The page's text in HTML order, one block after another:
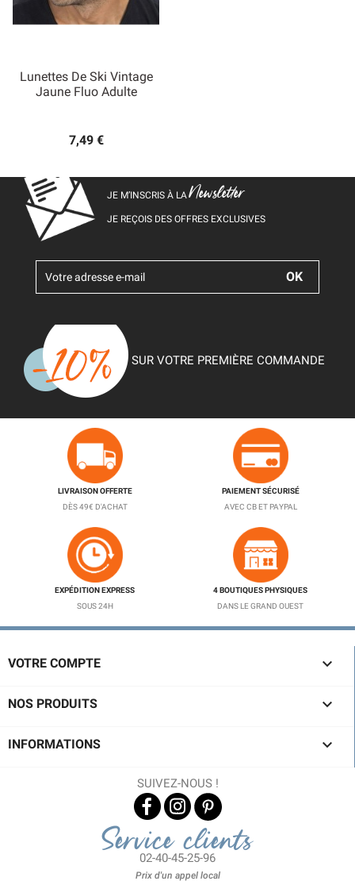
Lunettes De Ski Vintage
Jaune Fluo Adulte
7,49 €
JE M’INSCRIS À LANewsletter
JE REÇOIS DES OFFRES EXCLUSIVES
SUR VOTRE PREMIÈRE COMMANDE
LIVRAISON OFFERTE
DÈS 49€ D'ACHAT
PAIEMENT SÉCURISÉ
AVEC CB ET PAYPAL
EXPÉDITION EXPRESS
SOUS 24H
4 BOUTIQUES PHYSIQUES
DANS LE GRAND OUEST
VOTRE COMPTE 
NOS PRODUITS 
INFORMATIONS 
SUIVEZ-NOUS !
Service clients
02-40-45-25-96
Prix d'un appel local